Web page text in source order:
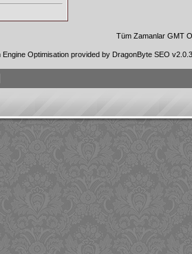
Tüm Zamanlar GMT
Engine Optimisation provided by DragonByte SEO